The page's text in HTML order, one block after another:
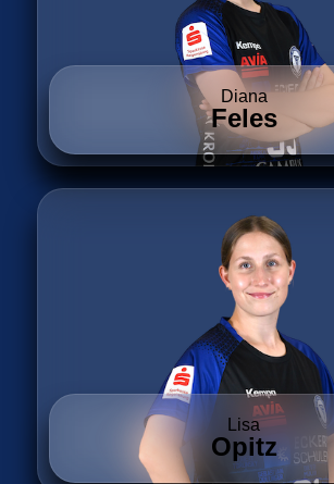
Diana
Feles
Lisa
Opitz